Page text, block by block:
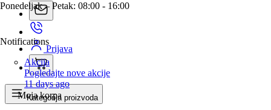
Ponedeljak – Petak: 08:00 - 16:00
Notifications
Akcija
Pogledajte nove akcije
11 days ago
Prijava
Moja korpa
Kategorija proizvoda